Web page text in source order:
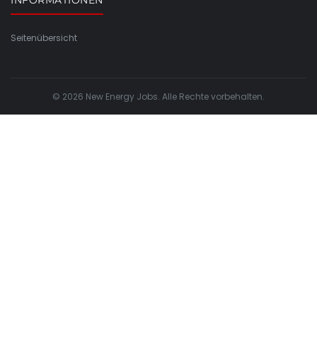
Seitenübersicht
© 2026 New Energy Jobs. Alle Rechte vorbehalten.